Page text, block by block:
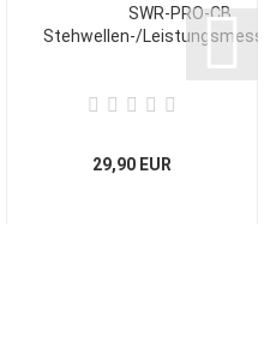
SWR-PRO-CB
Stehwellen-/
29,90 EUR